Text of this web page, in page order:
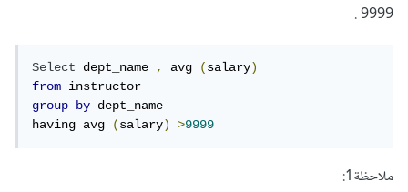
9999 .
Select dept_name , avg (salary)
from
group
by dept_name
having avg (salary) >9999
ملاحظة1: